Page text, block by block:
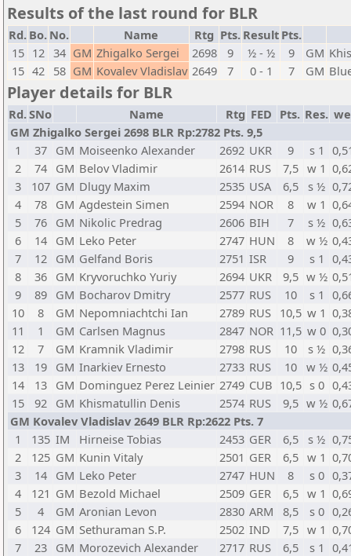
Results of the last round for BLR
Rd. Bo. No. Name Rtg Pts. Result Pts.
15 12 34 GM Zhigalko Sergei 2698 9 ½ - ½ 9 GM
15 42 58 GM Kovalev Vladislav 2649 7 0 - 1 7 GM
Player details for BLR
Rd.SNo Name Rtg FED Pts. Res. we
GM Zhigalko Sergei 2698 BLR Rp:2782 Pts. 9,5
1
37 GM Moiseenko Alexander 2692 UKR 9 s 1
2
74 GM Belov Vladimir 2614 RUS 7,5 w 1
3
107 GM Dlugy Maxim 2535 USA 6,5 s ½
4
78 GM Agdestein Simen 2594 NOR 8 w 1
5
76 GM Nikolic Predrag 2606 BIH 7 s ½
6
14 GM Leko Peter 2747 HUN 8 w ½
7
12 GM Gelfand Boris 2751 ISR 9 s 1
8
36 GM Kryvoruchko Yuriy 2694 UKR 9,5 w ½
9
89 GM Bocharov Dmitry 2577 RUS 10 s 1
10
8 GM Nepomniachtchi Ian 2789 RUS 10,5 w 1
11
1 GM Carlsen Magnus 2847 NOR 11,5 w 0
12
7 GM Kramnik Vladimir 2798 RUS 10 s ½
13
19 GM Inarkiev Ernesto 2733 RUS 10 w ½
14
13 GM Dominguez Perez Leinier 2749 CUB 10,5 s 0
15
92 GM Khismatullin Denis 2574 RUS 9,5 w ½
GM Kovalev Vladislav 2649 BLR Rp:2622 Pts. 7
1
135 IM Hirneise Tobias 2453 GER 6,5 s ½
2
125 GM Kunin Vitaly 2501 GER 6,5 w 1
3
14 GM Leko Peter 2747 HUN 8 s 0
4
121 GM Bezold Michael 2509 GER 6,5 w 1
5
4 GM Aronian Levon 2830 ARM 8,5 s 0
6
124 GM Sethuraman S.P. 2502 IND 7,5 w 1
7
23 GM Morozevich Alexander 2717 RUS 6,5 s 1